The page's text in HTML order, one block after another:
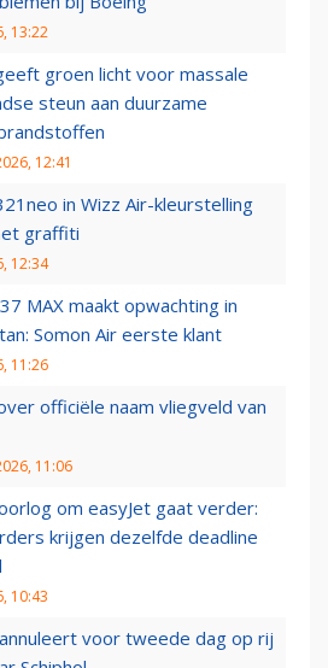
13:22
groen licht voor massale
steun aan duurzame
12:41
in Wizz Air-kleurstelling
graffiti
12:34
MAX maakt opwachting in
Somon Air eerste klant
11:26
officiële naam vliegveld van
11:06
om easyJet gaat verder:
krijgen dezelfde deadline
10:43
voor tweede dag op rij